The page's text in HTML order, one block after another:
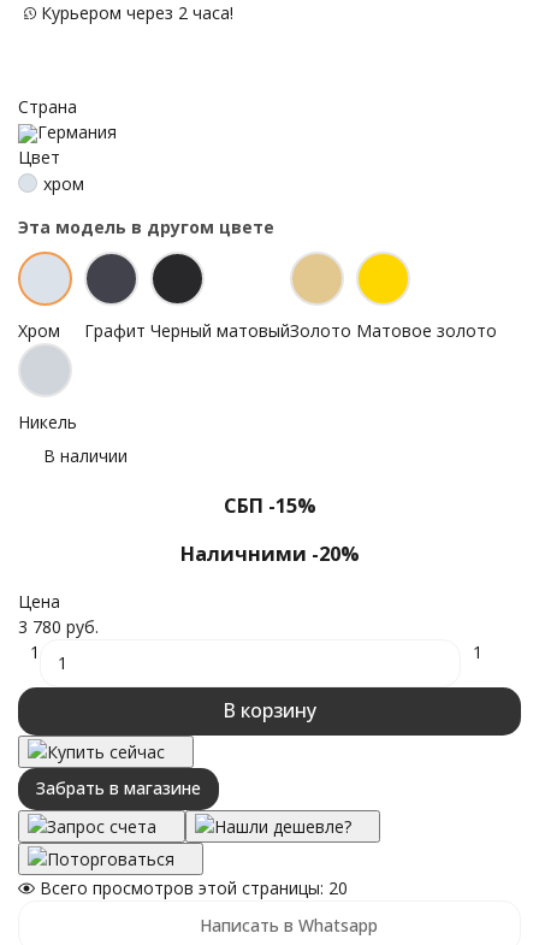
Курьером через 2 часа!
Страна
Германия
Цвет
хром
Эта модель в другом цвете
Хром Графит Черный матовыйЗолото Матовое золото
Никель
В наличии
СБП -15%
Наличними -20%
Цена
3 780 руб.
1
1
В корзину
Купить сейчас
Забрать в магазине
Запрос счета
Нашли дешевле?
Поторговаться
Всего просмотров этой страницы: 20
Написать в Whatsapp